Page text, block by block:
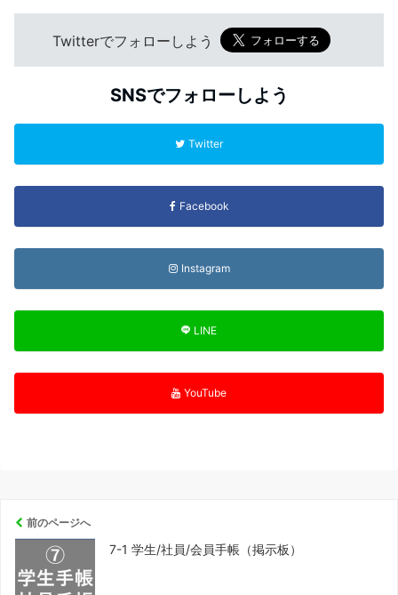
Twitterでフォローしよう
SNSでフォローしよう
Twitter
Facebook
Instagram
LINE
YouTube
前のページへ
7-1 学生/社員/会員手帳（掲示板）